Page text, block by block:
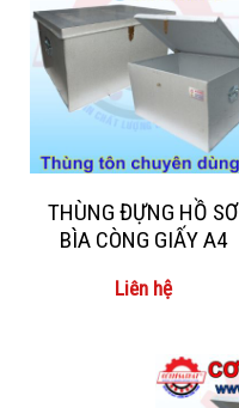
THÙNG ĐỰNG HỒ SƠ
BÌA CÒNG GIẤY A4
Liên hệ